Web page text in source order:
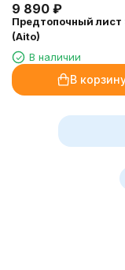
9 890 ₽
Предтопочный
(Aito)
В наличии
В